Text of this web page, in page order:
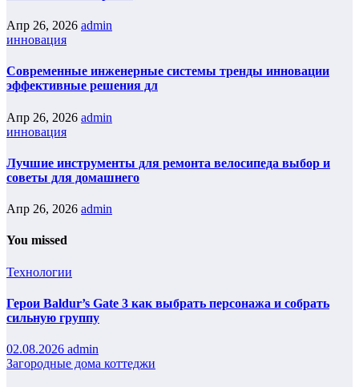
Апр 26, 2026 admin
инновация
Современные инженерные системы тренды инновации
эффективные решения дл
Апр 26, 2026 admin
инновация
Лучшие инструменты для ремонта велосипеда выбор и
советы для домашнего
Апр 26, 2026 admin
You missed
Технологии
Герои Baldur’s Gate 3 как выбрать персонажа и собрать
сильную группу
02.08.2026 admin
Загородные дома коттеджи